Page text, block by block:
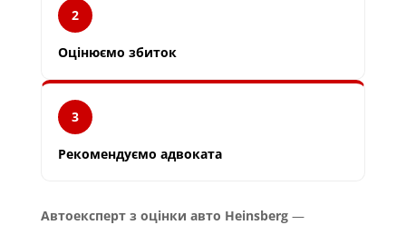
2
Оцінюємо збиток
3
Рекомендуємо адвоката
Автоексперт з оцінки авто Heinsberg—